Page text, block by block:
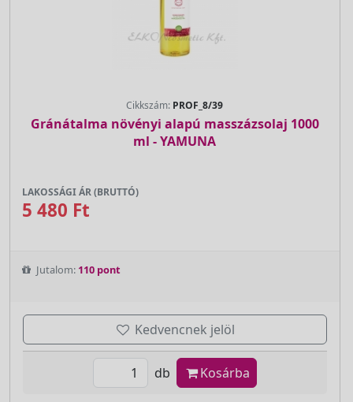
Cikkszám: PROF_8/39
Gránátalma növényi alapú masszázsolaj 1000
ml - YAMUNA
LAKOSSÁGI ÁR (BRUTTÓ)
5 480 Ft
Jutalom: 110 pont
Kedvencnek jelöl
db Kosárba